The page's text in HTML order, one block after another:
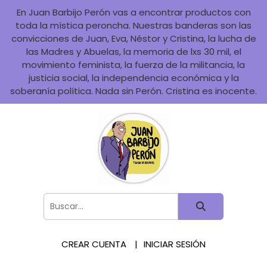
En Juan Barbijo Perón vas a encontrar productos con
toda la mística peroncha. Nuestras banderas son las
convicciones de Juan, Eva, Néstor y Cristina, la lucha de
las Madres y Abuelas, la memoria de lxs 30 mil, el
movimiento feminista, la fuerza de la militancia, la
justicia social, la independencia económica y la
soberanía política. Nada sin Perón. Cristina es inocente.
CREAR CUENTA INICIAR SESIÓN